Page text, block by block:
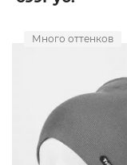
Много оттенков